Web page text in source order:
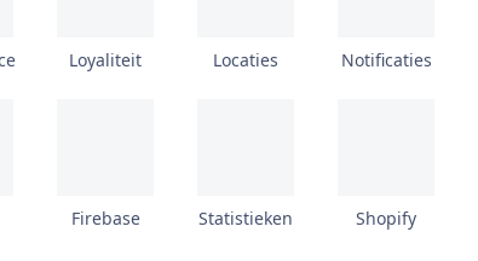
Loyaliteit Locaties Notificaties
Firebase Statistieken Shopify